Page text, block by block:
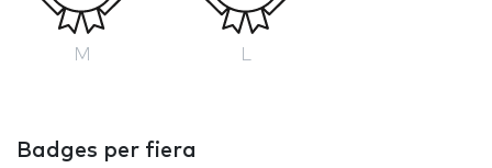
M
Badges per fiera